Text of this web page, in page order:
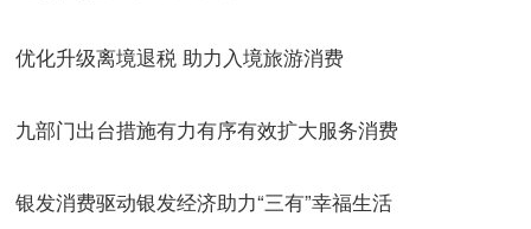
优化升级离境退税 助力入境旅游消费
九部门出台措施有力有序有效扩大服务消费
银发消费驱动银发经济助力“三有”幸福生活